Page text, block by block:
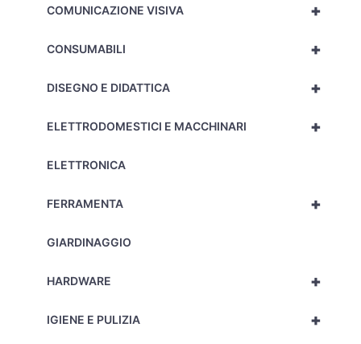
+
COMUNICAZIONE VISIVA
+
CONSUMABILI
+
DISEGNO E DIDATTICA
+
ELETTRODOMESTICI E MACCHINARI
ELETTRONICA
+
FERRAMENTA
GIARDINAGGIO
+
HARDWARE
+
IGIENE E PULIZIA